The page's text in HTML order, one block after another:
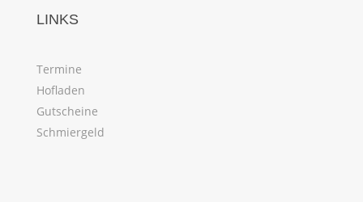
LINKS
Termine
Hofladen
Gutscheine
Schmiergeld